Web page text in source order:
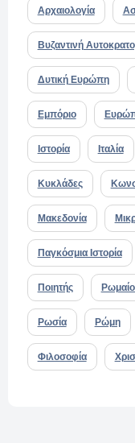
Αρχαιολογία
Βυζαντινή
Δυτική Ευρώπη
Εμπόριο
Ιστορία Ιταλία
Κυκλάδες
Μακεδονία
Παγκόσμια Ιστορία
Ποιητής
Ρωσία Ρώμη
Φιλοσοφία